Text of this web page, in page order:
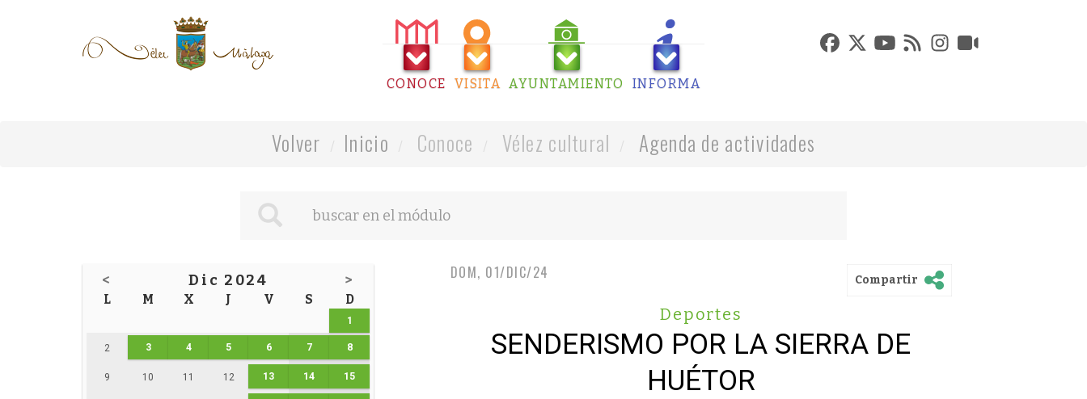
CONOCE VISITA AYUNTAMIENTO INFORMA
Volver Inicio Conoce Vélez cultural Agenda de actividades
< Dic 2024 >
L M X J V S D
1
2 3 4 5 6 7 8
9 10 11 12 13 14 15
DOM, 01/DIC/24 Compartir
Deportes
SENDERISMO POR LA SIERRA DE
HUÉTOR